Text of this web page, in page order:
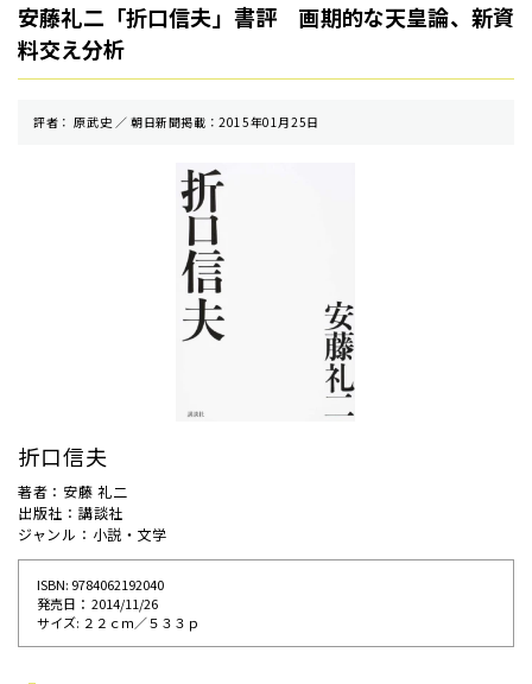
安藤礼二「折口信夫」書評 画期的な天皇論、新資
料交え分析
評者： 原武史 ／ 朝⽇新聞掲載：2015年01月25日
折口信夫
著者：安藤 礼二
出版社：講談社
ジャンル：小説・文学
ISBN: 9784062192040
発売⽇： 2014/11/26
サイズ: ２２ｃｍ／５３３ｐ